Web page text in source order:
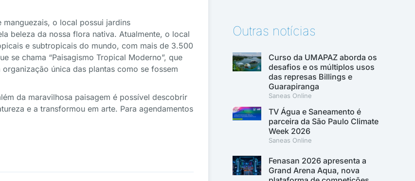
o local possui jardins
beleza da nossa flora nativa. Atualmente, o local
e subtropicais do mundo, com mais de 3.500
se chama “Paisagismo Tropical Moderno”, que
única das plantas como se fossem
da maravilhosa paisagem é possível descobrir
e a transformou em arte. Para agendamentos
Outras notícias
Curso da UMAPAZ aborda os
desafios e os múltiplos usos
das represas Billings e
Guarapiranga
Saneas Online
TV Água e Saneamento é
parceira da São Paulo Climate
Week 2026
Saneas Online
Fenasan 2026 apresenta a
Grand Arena Aqua, nova